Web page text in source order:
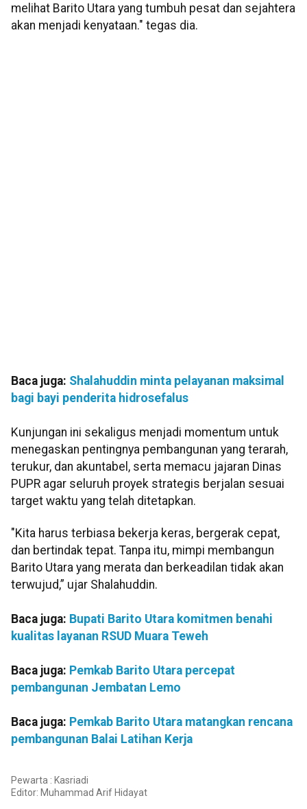
melihat Barito Utara yang tumbuh pesat dan sejahtera
akan menjadi kenyataan." tegas dia.
Baca juga: Shalahuddin minta pelayanan maksimal
bagi bayi penderita hidrosefalus
Kunjungan ini sekaligus menjadi momentum untuk
menegaskan pentingnya pembangunan yang terarah,
terukur, dan akuntabel, serta memacu jajaran Dinas
PUPR agar seluruh proyek strategis berjalan sesuai
target waktu yang telah ditetapkan.
"Kita harus terbiasa bekerja keras, bergerak cepat,
dan bertindak tepat. Tanpa itu, mimpi membangun
Barito Utara yang merata dan berkeadilan tidak akan
terwujud,” ujar Shalahuddin.
Baca juga: Bupati Barito Utara komitmen benahi
kualitas layanan RSUD Muara Teweh
Baca juga: Pemkab Barito Utara percepat
pembangunan Jembatan Lemo
Baca juga: Pemkab Barito Utara matangkan rencana
pembangunan Balai Latihan Kerja
Pewarta : Kasriadi
Editor: Muhammad Arif Hidayat